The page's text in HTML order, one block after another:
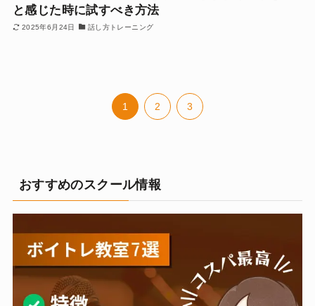
と感じた時に試すべき方法
2025年6月24日 話し方トレーニング
1 2 3
おすすめのスクール情報